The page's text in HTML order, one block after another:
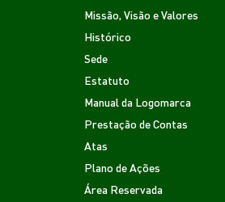
Missão, Visão e Valores
Histórico
Sede
Estatuto
Manual da Logomarca
Prestação de Contas
Atas
Plano de Ações
Área Reservada